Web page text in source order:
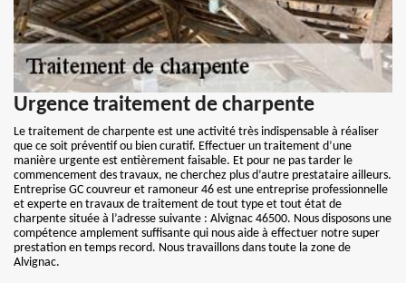
Urgence traitement de charpente
Le traitement de charpente est une activité très indispensable à réaliser
que ce soit préventif ou bien curatif. Effectuer un traitement d’une
manière urgente est entièrement faisable. Et pour ne pas tarder le
commencement des travaux, ne cherchez plus d’autre prestataire ailleurs.
Entreprise GC couvreur et ramoneur 46 est une entreprise professionnelle
et experte en travaux de traitement de tout type et tout état de
charpente située à l’adresse suivante : Alvignac 46500. Nous disposons une
compétence amplement suffisante qui nous aide à effectuer notre super
prestation en temps record. Nous travaillons dans toute la zone de
Alvignac.